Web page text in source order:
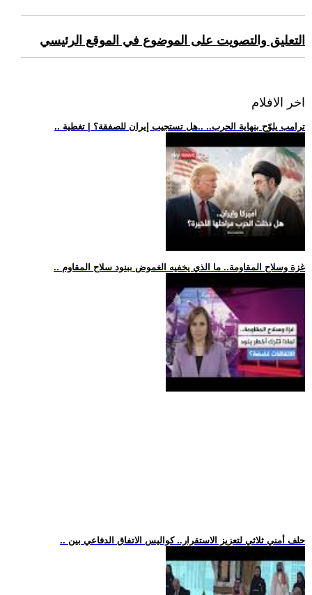
التعليق والتصويت على الموضوع في الموقع الرئيسي
اخر الافلام
.. ترامب يلوّح بنهاية الحرب.. ..هل تستجيب إيران للصفقة؟ | تغطية
.. غزة وسلاح المقاومة.. ما الذي يخفيه الغموض ببنود سلاح المقاوم
.. حلف أمني ثلاثي لتعزيز الاستقرار.. كواليس الاتفاق الدفاعي بين